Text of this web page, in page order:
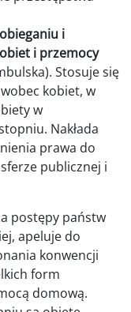
i
i przemocy
Stosuje się
kobiet, w
w
Nakłada
prawa do
publicznej i
postępy państw
apeluje do
konwencji
form
domową.